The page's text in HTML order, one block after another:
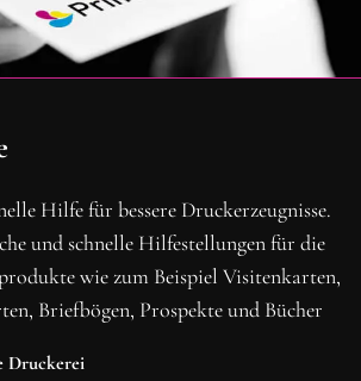
AM ENDE ANGEKOMMEN
UNS IN VERBINDUNG!
Beiträge, sichere dir Top-Angebote und
unseren Newsletter.
ABONNIEREN
Hilfe für bessere Druckerzeugnisse.
und schnelle Hilfestellungen für die
wie zum Beispiel Visitenkarten,
Briefbögen, Prospekte und Bücher
Druckerei